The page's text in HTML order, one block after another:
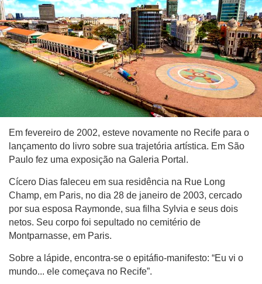
Em fevereiro de 2002, esteve novamente no Recife para o
lançamento do livro sobre sua trajetória artística. Em São
Paulo fez uma exposição na Galeria Portal.
Cícero Dias faleceu em sua residência na Rue Long
Champ, em Paris, no dia 28 de janeiro de 2003, cercado
por sua esposa Raymonde, sua filha Sylvia e seus dois
netos. Seu corpo foi sepultado no cemitério de
Montparnasse, em Paris.
Sobre a lápide, encontra-se o epitáfio-manifesto: “Eu vi o
mundo... ele começava no Recife”.